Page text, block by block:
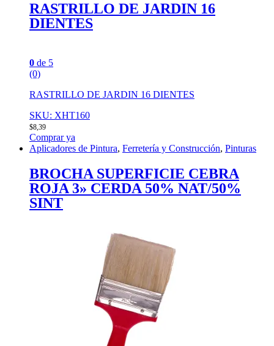
RASTRILLO DE JARDIN 16
DIENTES
0 de 5
(0)
RASTRILLO DE JARDIN 16 DIENTES
SKU: XHT160
$8,39
Comprar ya
Aplicadores de Pintura, Ferretería y Construcción, Pinturas
BROCHA SUPERFICIE CEBRA
ROJA 3» CERDA 50% NAT/50%
SINT